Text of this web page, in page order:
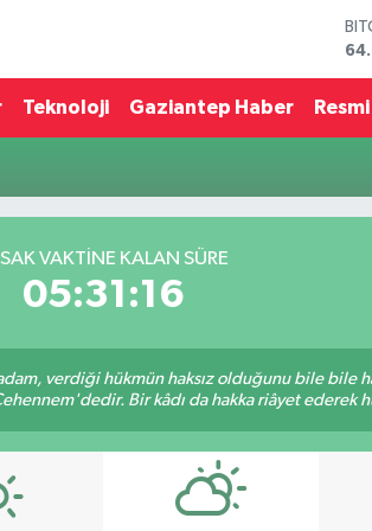
Teknoloji Gaziantep Haber
VAKTINE KALAN SÜRE
05:31:16
verdiği hükmün haksız olduğunu bile bile
Bir kâdı da hakka riâyet